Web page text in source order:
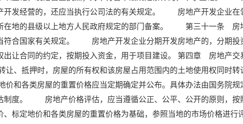
开发经营的，还应当执行公司法的有关规定。 房地产开发企业在
在地的县级以上地方人民政府规定的部门备案。 第三十一条 房
符合国家有关规定。 房地产开发企业分期开发房地产的，分期投
出让合同的约定，按期投入资金，用于项目建设。 第四章 房地产交
押时，房屋的所有权和该房屋占用范围内的土地使用权同时转
各类房屋的重置价格应当定期确定并公布。具体办法由国务院规
度。 房地产价格评估，应当遵循公正、公平、公开的原则，按
标定地价和各类房屋的重置价格为基础，参照当地的市场价格进行